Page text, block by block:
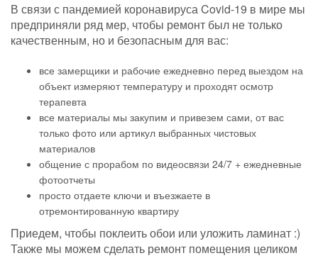
В связи с пандемией коронавируса Covid-19 в мире мы
предприняли ряд мер, чтобы ремонт был не только
качественным, но и безопасным для вас:
все замерщики и рабочие ежедневно перед выездом на
объект измеряют температуру и проходят осмотр
терапевта
все материалы мы закупим и привезем сами, от вас
только фото или артикул выбранных чистовых
материалов
общение с прорабом по видеосвязи 24/7 + ежедневные
фотоотчеты
просто отдаете ключи и въезжаете в
отремонтированную квартиру
Приедем, чтобы поклеить обои или уложить ламинат :)
Также мы можем сделать ремонт помещения целиком